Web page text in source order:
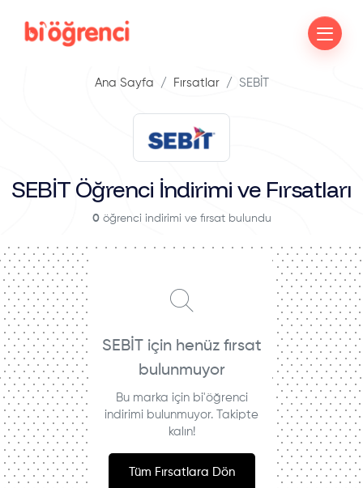
Ana Sayfa Fırsatlar SEBİT
SEBİT Öğrenci İndirimi ve Fırsatları
0öğrenci indirimi ve fırsat bulundu
SEBİT için henüz fırsat
bulunmuyor
Bu marka için bi'öğrenci
indirimi bulunmuyor. Takipte
kalın!
Tüm Fırsatlara Dön